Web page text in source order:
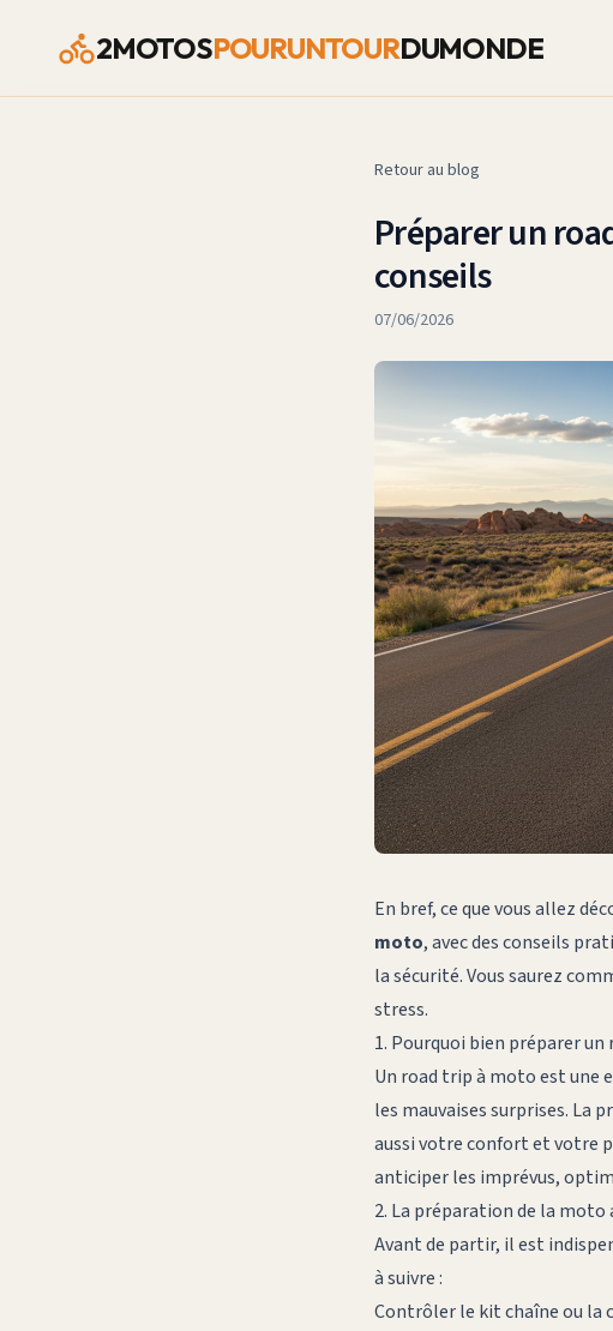
2MOTOSPOURUNTOURDUMONDE
Retour au blog
Préparer un
conseils
07/06/2026
En bref, ce que vous allez
moto, avec des conseils
la sécurité. Vous saurez
stress.
1. Pourquoi bien préparer
Un road trip à moto est une
les mauvaises surprises.
aussi votre confort et votre
anticiper les imprévus,
2. La préparation de la
Avant de partir, il est
à suivre :
Contrôler le kit chaîne ou la